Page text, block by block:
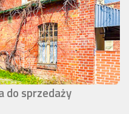
do sprzedaży